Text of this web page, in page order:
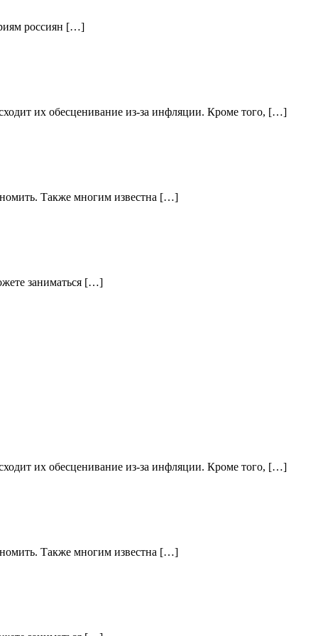
россиян […]
их обесценивание из-за инфляции. Кроме того, […]
Также многим известна […]
заниматься […]
их обесценивание из-за инфляции. Кроме того, […]
Также многим известна […]